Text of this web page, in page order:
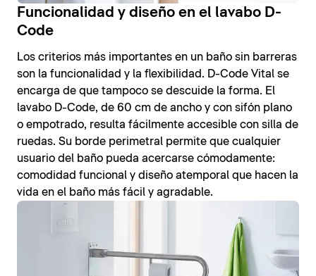
Funcionalidad y diseño en el lavabo D-
Code
Los criterios más importantes en un baño sin barreras
son la funcionalidad y la flexibilidad. D-Code Vital se
encarga de que tampoco se descuide la forma. El
lavabo D-Code, de 60 cm de ancho y con sifón plano
o empotrado, resulta fácilmente accesible con silla de
ruedas. Su borde perimetral permite que cualquier
usuario del baño pueda acercarse cómodamente:
comodidad funcional y diseño atemporal que hacen la
vida en el baño más fácil y agradable.